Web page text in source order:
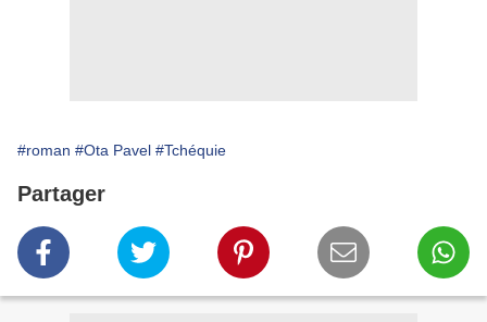
#roman #Ota Pavel #Tchéquie
Partager